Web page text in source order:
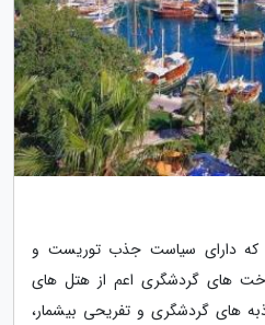
که دارای سیاست جذب توریست و
های گردشگری اعم از هتل های
های گردشگری و تفریحی بیشمار،